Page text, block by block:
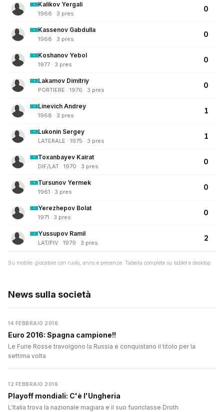
Kalikov Yergali
1966 · 3 pres
0
Kassenov Gabdulla
1968 · 3 pres
0
Koshanov Yebol
1977 · 3 pres
0
Lakamov Dimitriy
PORTIERE · 1976 · 3 pres
0
Linevich Andrey
1968 · 3 pres
1
Lukonin Sergey
LATERALE · 1975 · 3 pres
1
Toxanbayev Kairat
DIF/LAT · 1970 · 3 pres
0
Tursunov Yermek
1961 · 3 pres
0
Yerezhepov Bolat
1971 · 3 pres
0
Yussupov Ramil
LAT/PIV · 1979 · 3 pres
2
Su mobile: giocatore con ruolo, anno e presenze. Tabella completa su tablet e desktop.
News sulla società
14 FEBBRAIO 2016
Euro 2016: Spagna campione!!
Le Furie Rosse travolgono la Russia e conquistano il titolo per la
settima volta
12 FEBBRAIO 2016
Playoff mondiali: C'è l'Ungheria
L'Italia trova la nazionale magiara e il suo fuoriclasse Droth